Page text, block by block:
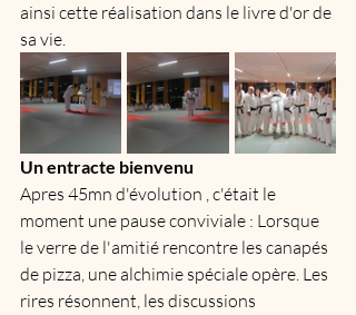
ainsi cette réalisation dans le livre d'or de
sa vie.
Un entracte bienvenu
Apres 45mn d'évolution , c'était le
moment une pause conviviale : Lorsque
le verre de l'amitié rencontre les canapés
de pizza, une alchimie spéciale opère. Les
rires résonnent, les discussions